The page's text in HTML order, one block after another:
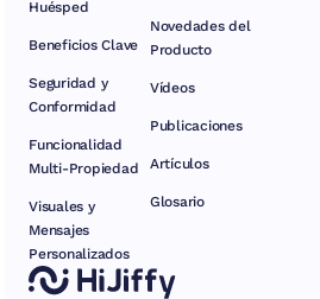
Huésped
Beneficios Clave
Seguridad y
Conformidad
Funcionalidad
Multi-Propiedad
Visuales y
Mensajes
Personalizados
Novedades del
Producto
Vídeos
Publicaciones
Artículos
Glosario